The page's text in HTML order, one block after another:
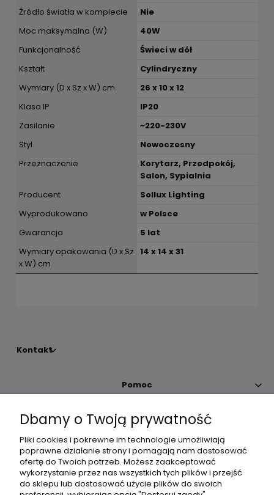
Źródło światła w komplecie
Nie
Moc maksymalna (W)
40W
Funkcjonalność
Świeci w dół
Kształt
Cylindryczny
Wymiary (D x Sz x W) cm
26 x 10 x 12
Klasa IP
IP20
Zasilanie
~220-230V
Styl
Nowoczesny
Przeznaczenie
Korytarz, Przedpokój,
Salon, Sypialnia
Producent
Sollux Lighting
Wyprodukowano
w Polsce
Gwarancja
5 lat
Wymiary opakowania (D x Sz
x W) cm
14 x 14 x 31
Kontakt
Pomoc
Moje konto
Płatności i dostawa
Informacje
Dbamy o Twoją prywatność
Pliki cookies i pokrewne im technologie umożliwiają
poprawne działanie strony i pomagają nam dostosować
ofertę do Twoich potrzeb. Możesz zaakceptować
wykorzystanie przez nas wszystkich tych plików i przejść
do sklepu lub dostosować użycie plików do swoich